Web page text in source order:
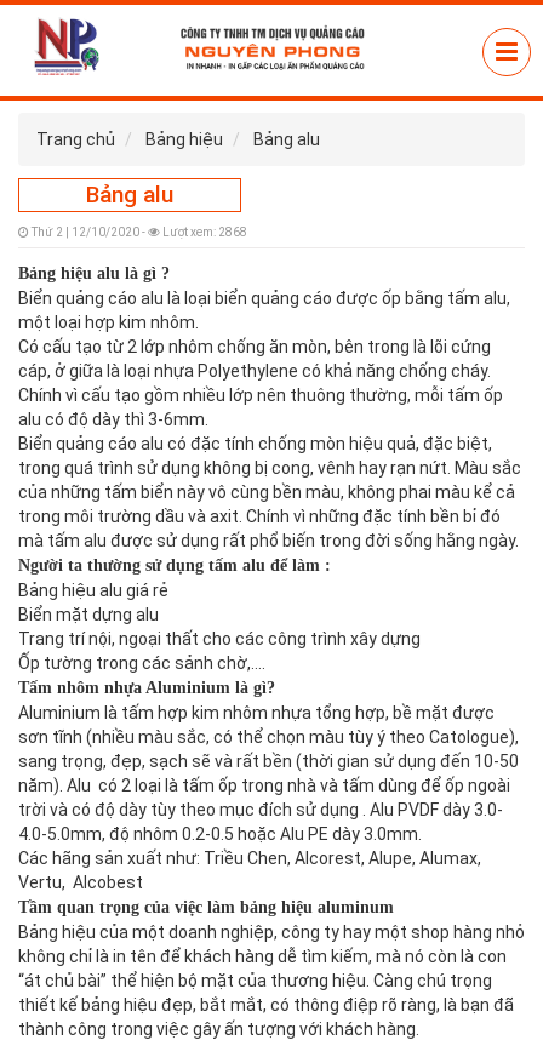
Trang chủ Bảng hiệu Bảng alu
Bảng alu
Thứ 2 | 12/10/2020 - Lượt xem: 2868
Bảng hiệu alu là gì ?
Biển quảng cáo alu là loại biển quảng cáo được ốp bằng tấm alu,
một loại hợp kim nhôm.
Có cấu tạo từ 2 lớp nhôm chống ăn mòn, bên trong là lõi cứng
cáp, ở giữa là loại nhựa Polyethylene có khả năng chống cháy.
Chính vì cấu tạo gồm nhiều lớp nên thuông thường, mỗi tấm ốp
alu có độ dày thì 3-6mm.
Biển quảng cáo alu có đặc tính chống mòn hiệu quả, đặc biệt,
trong quá trình sử dụng không bị cong, vênh hay rạn nứt. Màu sắc
của những tấm biển này vô cùng bền màu, không phai màu kể cả
trong môi trường dầu và axit. Chính vì những đặc tính bền bỉ đó
mà tấm alu được sử dụng rất phổ biến trong đời sống hằng ngày.
Người ta thường sử dụng tấm alu để làm :
Bảng hiệu alu giá rẻ
Biển mặt dựng alu
Trang trí nội, ngoại thất cho các công trình xây dựng
Ốp tường trong các sảnh chờ,….
Tấm nhôm nhựa Aluminium là gì?
Aluminium là tấm hợp kim nhôm nhựa tổng hợp, bề mặt được
sơn tĩnh (nhiều màu sắc, có thể chọn màu tùy ý theo Catologue),
sang trọng, đẹp, sạch sẽ và rất bền (thời gian sử dụng đến 10-50
năm). Alu có 2 loại là tấm ốp trong nhà và tấm dùng để ốp ngoài
trời và có độ dày tùy theo mục đích sử dụng . Alu PVDF dày 3.0-
4.0-5.0mm, độ nhôm 0.2-0.5 hoặc Alu PE dày 3.0mm.
Các hãng sản xuất như: Triều Chen, Alcorest, Alupe, Alumax,
Vertu, Alcobest
Tầm quan trọng của việc làm bảng hiệu aluminum
Bảng hiệu của một doanh nghiệp, công ty hay một shop hàng nhỏ
không chỉ là in tên để khách hàng dễ tìm kiếm, mà nó còn là con
“át chủ bài” thể hiện bộ mặt của thương hiệu. Càng chú trọng
thiết kế bảng hiệu đẹp, bắt mắt, có thông điệp rõ ràng, là bạn đã
thành công trong việc gây ấn tượng với khách hàng.